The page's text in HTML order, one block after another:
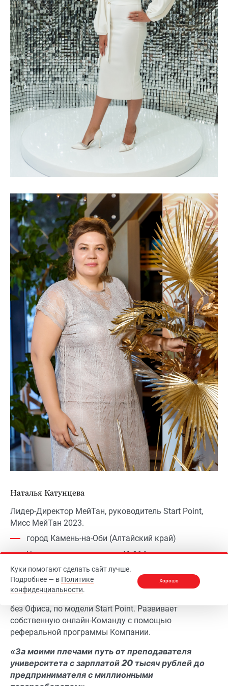
офиса – Региональный Бизнес-Центр! (для
непосвященных: для этого статуса нужно преодолеть
рубеж миллионного товарооборота за месяц).
Моя миссия — помочь людям не только в ведении
бизнеса, но и в сохранении здоровья и достижении
благополучия.
Моя цель, чтобы хотя бы 1% населения
Забайкальского края знал о том, что такое МейТан и
где расположен Офис Компании в Чите.
В теплое время года со своей Командой мы
стараемся планировать хотя бы одно мероприятие в
месяц. У меня уже сложилась группа девчонок, кто
постоянно ездит со мной. Обычно на выезде мы
собственного производства MEITANGreen, серии
DOCTOR VAN TAO и INDO MEDICA, продукты для
красоты.
Мои девочки, которые настроены на свой бизнес с
МейТан, конечно, знают про федеральный проект
«Уездный бизнес» и такие выездные мероприятия
помогают им расширять свою Команду, наращивать
аудиторию в соцсетях и клиентских чатах.
Я ни разу не пожалела, что ушла из найма!
В сетевом я получаю в разы больше и это не только
про деньги: это другой мир, другие возможности,
другая жизнь! И она мне очень нравится».
Наталья Катунцева
Лидер-Директор МейТан, руководитель Start Point,
Мисс МейТан 2023.
город Камень-на-Оби (Алтайский край)
Численность населения: 41 164 человек
До МейТан Наталья работала учителем истории.
Уйдя с работы по семейным обстоятельствам, она
смогла построить бизнес в провинциальном городе –
без Офиса, по модели Start Point. Развивает
собственную онлайн-Команду с помощью
реферальной программы Компании.
«За моими плечами путь от преподавателя
университета с зарплатой 20 тысяч рублей до
предпринимателя с миллионными
Куки помогают сделать сайт лучше.
Подробнее — в Политике
конфиденциальности.
Хорошо